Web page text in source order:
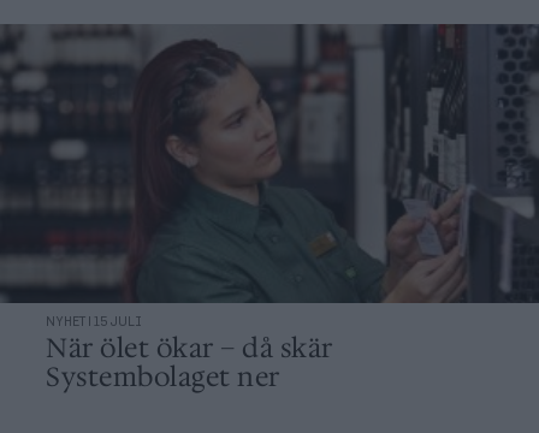
NYHET | 15 JULI
När ölet ökar – då skär
Systembolaget ner